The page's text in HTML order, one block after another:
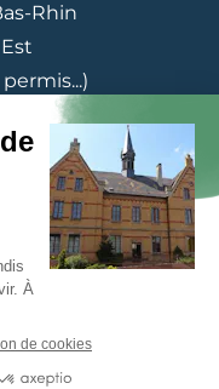
Rhin
Tous droits réservés
Réglement location